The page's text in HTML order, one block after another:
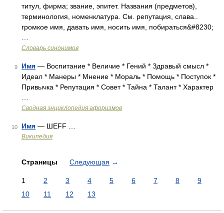
титул, фирма; звание, эпитет. Названия (предметов),
терминология, номенклатура. См. репутация, слава..
громкое имя, давать имя, носить имя, побираться&#8230;
Словарь синонимов
9 Имя — Воспитание * Величие * Гений * Здравый смысл *
Идеал * Манеры * Мнение * Мораль * Помощь * Поступок *
Привычка * Репутация * Совет * Тайна * Талант * Характер
Сводная энциклопедия афоризмов
10 Имя — ШEFF …
Википедия
Страницы Следующая →
1 2 3 4 5 6 7 8
9
10
11 12 13